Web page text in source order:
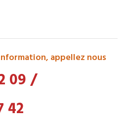
appellez nous
09/
42